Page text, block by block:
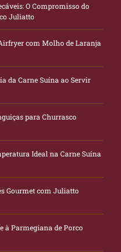
O Compromisso do
Juliatto
com Molho de Laranja
da Carne Suína ao Servir
para Churrasco
Ideal na Carne Suína
Gourmet com Juliatto
à Parmegiana de Porco